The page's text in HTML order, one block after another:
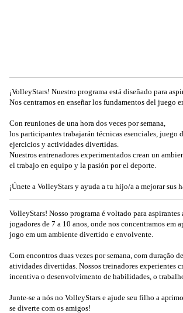
¡VolleyStars! Nuestro programa está diseñado para
Nos centramos en enseñar los fundamentos del juego
Con reuniones de una hora dos veces por semana,
los participantes trabajarán técnicas esenciales, juego
ejercicios y actividades divertidas.
Nuestros entrenadores experimentados crean un
el trabajo en equipo y la pasión por el deporte.
¡Únete a VolleyStars y ayuda a tu hijo/a a mejorar
VolleyStars! Nosso programa é voltado para aspirantes
jogadores de 7 a 10 anos, onde nos concentramos em
jogo em um ambiente divertido e envolvente.
Com encontros duas vezes por semana, com duração
atividades divertidas. Nossos treinadores experientes
incentiva o desenvolvimento de habilidades, o
Junte-se a nós no VolleyStars e ajude seu filho a
se diverte com os amigos!